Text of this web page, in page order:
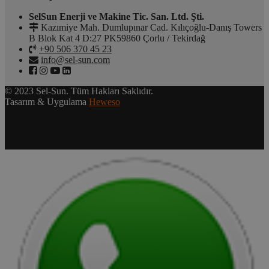
SelSun Enerji ve Makine Tic. San. Ltd. Şti.
Kazımiye Mah. Dumlupınar Cad. Kılıçoğlu-Danış Towers
B Blok Kat 4 D:27 PK59860 Çorlu / Tekirdağ
+90 506 370 45 23
info@sel-sun.com
© 2023 Sel-Sun. Tüm Hakları Saklıdır.
Tasarım & Uygulama Heweso